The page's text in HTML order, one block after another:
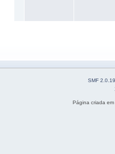
SMF 2.0.19
Página criada